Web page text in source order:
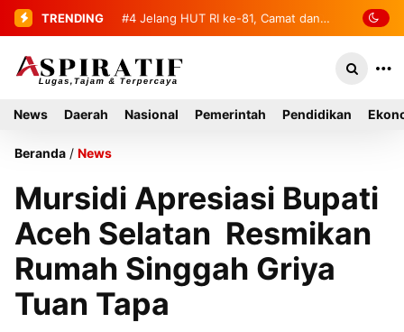
TRENDING #4 Jelang HUT RI ke-81, Camat dan
Pangsago KPA Kuburan Cahit
News Daerah Nasional Pemerintah Pendidikan
Beranda / News
Mursidi Apresiasi Bupati
Aceh Selatan Resmikan
Rumah Singgah Griya
Tuan Tapa